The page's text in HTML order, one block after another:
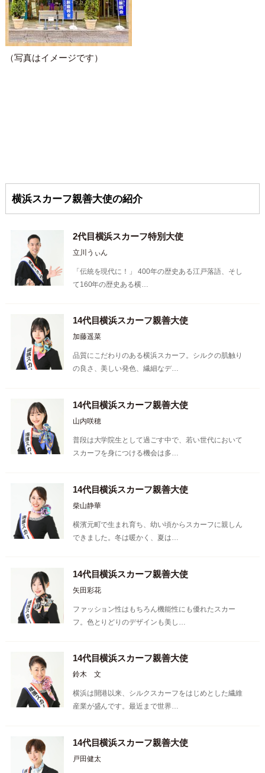
（写真はイメージです）
横浜スカーフ親善大使の紹介
2代目横浜スカーフ特別大使
立川うぃん
「伝統を現代に！」 400年の歴史ある江戸落語、そし
て160年の歴史ある横…
14代目横浜スカーフ親善大使
加藤遥菜
品質にこだわりのある横浜スカーフ。シルクの肌触り
の良さ、美しい発色、繊細なデ…
14代目横浜スカーフ親善大使
山内咲穂
普段は大学院生として過ごす中で、若い世代において
スカーフを身につける機会は多…
14代目横浜スカーフ親善大使
柴山静華
横濱元町で生まれ育ち、幼い頃からスカーフに親しん
できました。冬は暖かく、夏は…
14代目横浜スカーフ親善大使
矢田彩花
ファッション性はもちろん機能性にも優れたスカー
フ。色とりどりのデザインも美し…
14代目横浜スカーフ親善大使
鈴木 文
横浜は開港以来、シルクスカーフをはじめとした繊維
産業が盛んです。最近まで世界…
14代目横浜スカーフ親善大使
戸田健太